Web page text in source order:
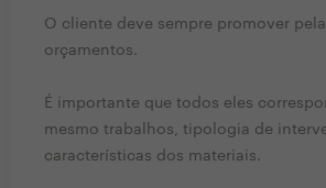
O cliente deve sempre promover
orçamentos.
É importante que todos eles
mesmo trabalhos, tipologia de
características dos materiais.